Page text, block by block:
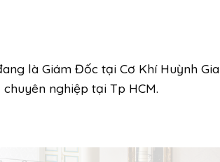
là Giám Đốc tại Cơ Khí Huỳnh Gia
nghiệp tại Tp HCM.